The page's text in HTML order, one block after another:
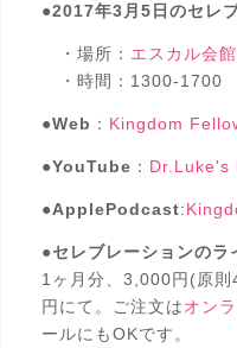
●2017年3月5日のセレブ
・場所： エスカル会
・時間：1300-1700
●Web ： Kingdom
●YouTube ： Dr.Luke's
●ApplePodcast:
●セレブレーションのラ
1ヶ月分、3,000円(原
円にて。ご注文はオン
ールにもOKです。